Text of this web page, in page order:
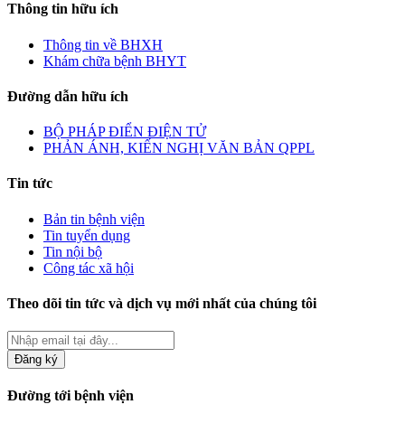
Thông tin hữu ích
Thông tin về BHXH
Khám chữa bệnh BHYT
Đường dẫn hữu ích
BỘ PHÁP ĐIỂN ĐIỆN TỬ
PHẢN ÁNH, KIẾN NGHỊ VĂN BẢN QPPL
Tin tức
Bản tin bệnh viện
Tin tuyển dụng
Tin nội bộ
Công tác xã hội
Theo dõi tin tức và dịch vụ mới nhất của chúng tôi
Đăng ký
Đường tới bệnh viện